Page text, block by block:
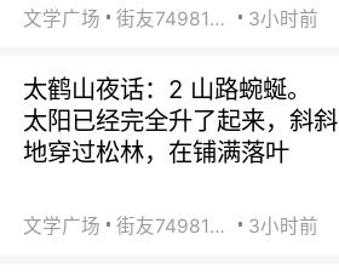
文学广场 街友74981146 3小时前
太鹤山夜话：2 山路蜿蜒。
太阳已经完全升了起来，斜斜
地穿过松林，在铺满落叶
文学广场 街友74981146 3小时前